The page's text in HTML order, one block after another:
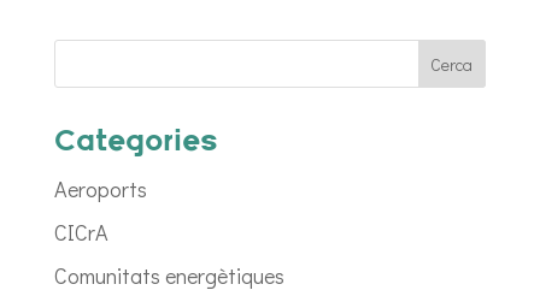
Categories
Aeroports
CICrA
Comunitats energètiques